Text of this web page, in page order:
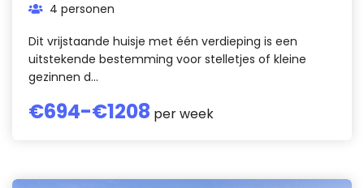
4 personen
Dit vrijstaande huisje met één verdieping is een
uitstekende bestemming voor stelletjes of kleine
gezinnen d...
€694-€1208 per week